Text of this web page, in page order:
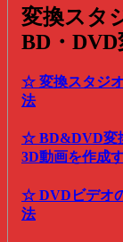
変換スタ
BD・DVD
☆ 変換スタジ
法
☆ BD&DVD変
3D動画を作成
☆ DVDビデオ
法